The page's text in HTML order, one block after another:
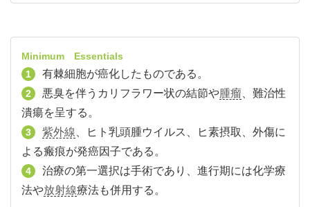
Minimum Essentials
1
有棘細胞が癌化したものである。
2 悪臭を伴うカリフラワー状の結節や腫瘤 、難治性
潰瘍を呈する。
3 紫外線 、ヒト乳頭腫ウイルス、ヒ素摂取、外傷に
よる瘢痕が発癌因子である。
4
治療の第一選択は手術であり、進行期には化学療
法や放射線療法も併用する。